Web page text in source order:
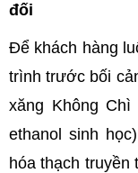
đối
Để khách hàng
trình trước bối
xăng Không
ethanol sinh
hóa thạch